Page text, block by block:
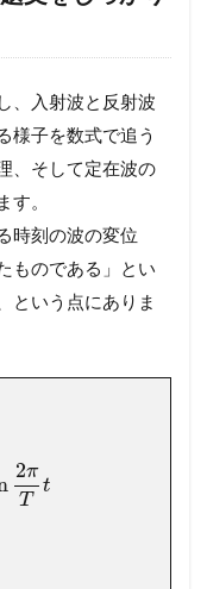
、入射波と反射波
様子を数式で追う
、そして定在波の
。
時刻の波の変位
ものである」とい
という点にありま
2π
T
t